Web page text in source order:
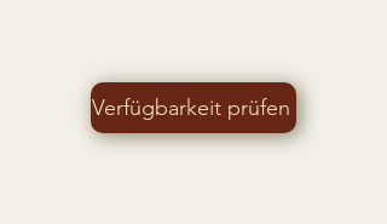
Verfügbarkeit prüfen